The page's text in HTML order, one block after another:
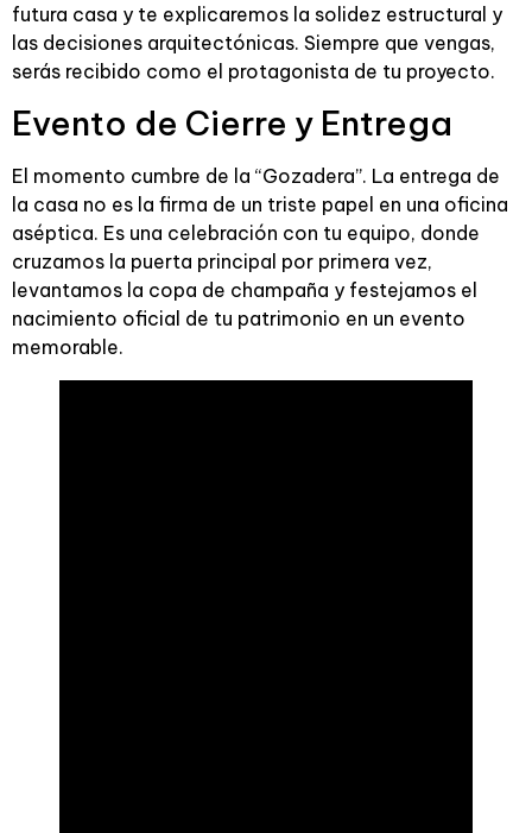
futura casa y te explicaremos la solidez estructural y
las decisiones arquitectónicas. Siempre que vengas,
serás recibido como el protagonista de tu proyecto.
Evento de Cierre y Entrega
El momento cumbre de la “Gozadera”. La entrega de
la casa no es la firma de un triste papel en una oficina
aséptica. Es una celebración con tu equipo, donde
cruzamos la puerta principal por primera vez,
levantamos la copa de champaña y festejamos el
nacimiento oficial de tu patrimonio en un evento
memorable.